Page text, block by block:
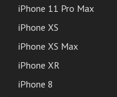
iPhone 11 Pro Max
iPhone XS
iPhone XS Max
iPhone XR
iPhone 8